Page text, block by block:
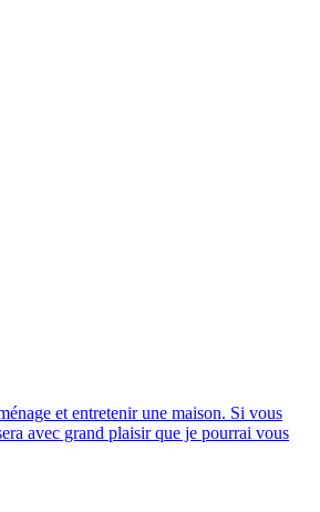
et entretenir une maison. Si vous
avec grand plaisir que je pourrai vous